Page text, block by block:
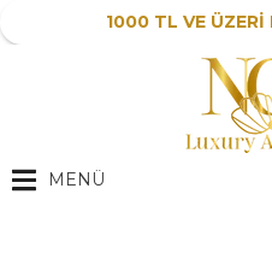
1000 TL VE ÜZERİ
MENÜ